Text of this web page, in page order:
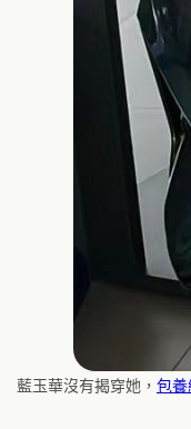
藍玉華沒有揭穿她， 包